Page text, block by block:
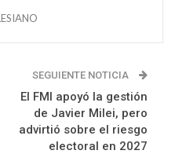
SEGUIENTE NOTICIA
El FMI apoyó la gestión
de Javier Milei, pero
advirtió sobre el riesgo
electoral en 2027